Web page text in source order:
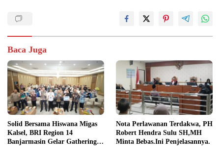
Baca Juga
Solid Bersama Hiswana Migas
Kalsel, BRI Region 14
Banjarmasin Gelar Gathering
Nota Perlawanan Terdakwa, PH
Robert Hendra Sulu SH,MH
Minta Bebas.Ini Penjelasannya.